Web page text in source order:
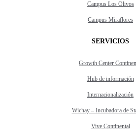
Campus Los Olivos
Campus Miraflores
SERVICIOS
Growth Center
Hub de información
Internacionalización
Wichay – Incubadora de
Vive Continental